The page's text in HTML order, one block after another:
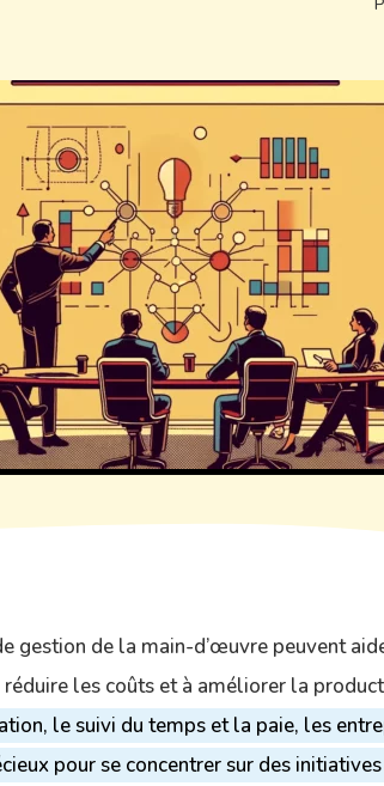
gestion de la main-d’œuvre peuvent
les coûts et à améliorer la
le suivi du temps et la paie, les
pour se concentrer sur des